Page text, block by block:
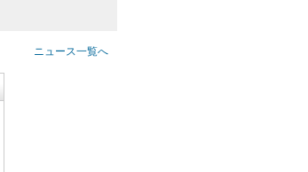
ニュース一覧へ